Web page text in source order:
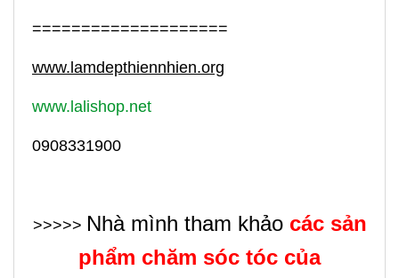
====================
www.lamdepthiennhien.org
www.lalishop.net
0908331900
>>>>> Nhà mình tham khảo các sản
phẩm chăm sóc tóc của